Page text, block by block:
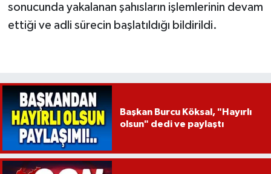
sonucunda yakalanan şahısların işlemlerinin devam
ettiği ve adli sürecin başlatıldığı bildirildi.
Başkan Burcu Köksal, "Hayırlı
olsun" dedi ve paylaştı